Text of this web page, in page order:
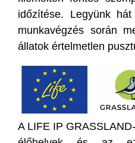
időzítése. Legyünk
munkavégzés során
állatok értelmetlen
A LIFE IP